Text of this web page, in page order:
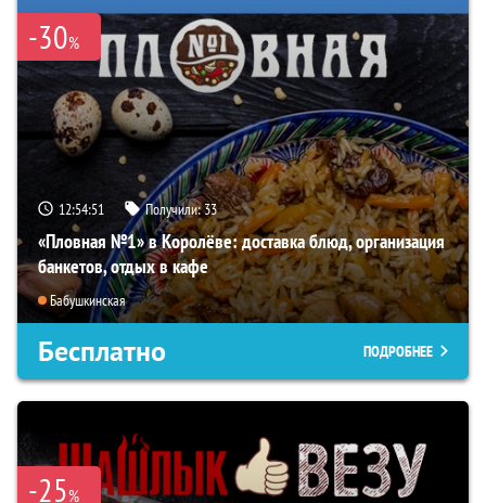
-30%
12:54:51 Получили:33
«Пловная №1» в Королёве: доставка блюд, организация
банкетов, отдых в кафе
Бабушкинская
Бесплатно ПОДРОБНЕЕ
-25%